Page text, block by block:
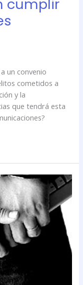
cumplir
un convenio
cometidos a
y la
que tendrá esta